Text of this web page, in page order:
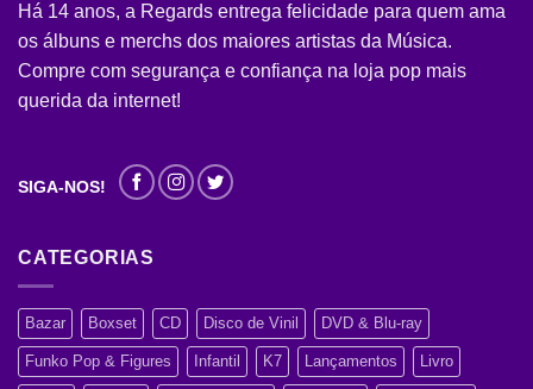
Há 14 anos, a Regards entrega felicidade para quem ama
os álbuns e merchs dos maiores artistas da Música.
Compre com segurança e confiança na loja pop mais
querida da internet!
SIGA-NOS!
CATEGORIAS
Bazar Boxset CD Disco de Vinil DVD & Blu-ray
Funko Pop & Figures Infantil K7 Lançamentos Livro